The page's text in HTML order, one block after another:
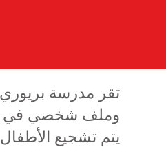
تقر مدرسة بريوري
وملف شخصي في
يتم تشجيع